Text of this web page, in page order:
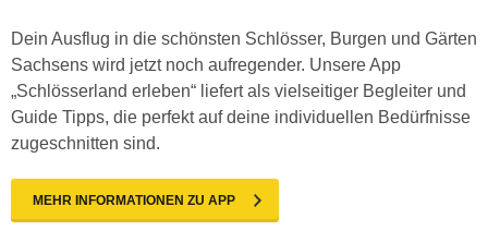
Dein Ausflug in die schönsten Schlösser, Burgen und Gärten
Sachsens wird jetzt noch aufregender. Unsere App
„Schlösserland erleben“ liefert als vielseitiger Begleiter und
Guide Tipps, die perfekt auf deine individuellen Bedürfnisse
zugeschnitten sind.
MEHR INFORMATIONEN ZU APP